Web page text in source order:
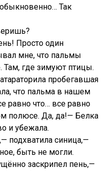
Так
Просто один
мне, что пальмы
Там, где зимуют птицы.
пробегавшая
что пальма в нашем
равно что… все равно
полюсе. Да, да!— Белка
и убежала.
подхватила синица,—
быть не могли.
заскрипел пень,—